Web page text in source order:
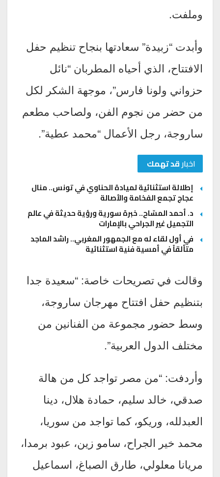
وملفت.
وأبدت “زبيدة” سعادتها بنجاح تنظيم حفل
الافتتاح، الذي أحياه المطربان “نائل
حزواني ولونا فارس”، موجهة الشكر لكل
من حضر من نجوم الفن، ولصاحب مطعم
ساروجة، رجل الأعمال “محمد عطية”.
اخبارقد تهمك
إطلالة استثنائية لميادة الحناوي في تونس.. منال
عجاج تجمع الفخامة والأصالة
د. أحمد المسّاح.. خبرة سورية ورؤية حديثة في عالم
التجميل غير الجراحي بالإمارات
في أول لقاء له مع الجمهور المغربي.. راشد الماجد
متألقاً في أمسية فنية استثنائية
وقالت في تصريحات خاصة: “سعيدة جدا
بتنظيم حفل افتتاح مهرجان ساروجة،
وسط حضور مجموعة من الفنانين من
مختلف الدول العربية”.
وأردفت: “من مصر تواجد كل من هالة
صدقي، خالد سليم، حمادة هلال، دينا
العبدلله، وريكو، كما تواجد من سوريا،
محمد خير الجراح، سامو زين، عبود برمدا،
مريانا معلولي، طارق الصباغ، اسماعيل